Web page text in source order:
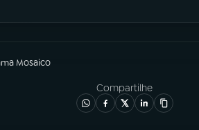
Mosaico
Compartilhe